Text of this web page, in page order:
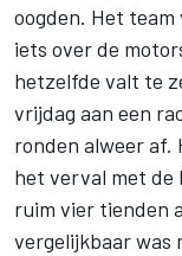
oogden. Het
iets over de
hetzelfde valt te
vrijdag aan een
ronden alweer af.
het verval met de
ruim vier tienden
vergelijkbaar was